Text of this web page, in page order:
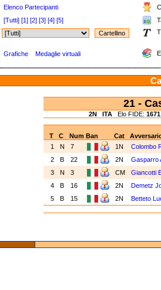
Elenco Partecipanti
[Tutti] [1] [2] [3] [4] [5]
Grafiche Medaglie virtuali
21 -
2N ITA Elo FIDE: 1671
T C Num Ban Cat
1
N 7 1N
Colombo
2
B 22 2N
Gasparro
3
N 3 CM
Giancotti
4
B 16 2N
Demetz
5
B 15 2N Betteto